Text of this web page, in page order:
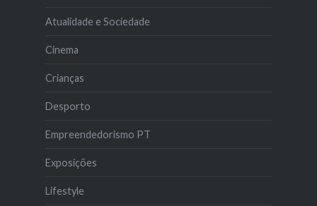
Atualidade e Sociedade
Cinema
Crianças
Desporto
Empreendedorismo PT
Exposições
Lifestyle